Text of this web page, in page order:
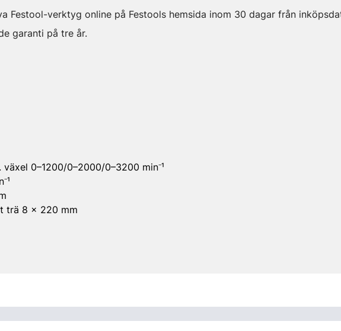
Festool-verktyg online på Festools hemsida inom 30 dagar från
garanti på tre år.
0–1200/0–2000/0–3200 min⁻¹
trä 8 x 220 mm